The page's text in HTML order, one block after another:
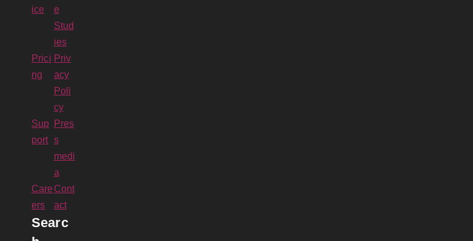
ice
e
Stud
ies
Prici
ng
Priv
acy
Poli
cy
Sup
port
Pres
s
medi
a
Care
ers
Cont
act
Searc